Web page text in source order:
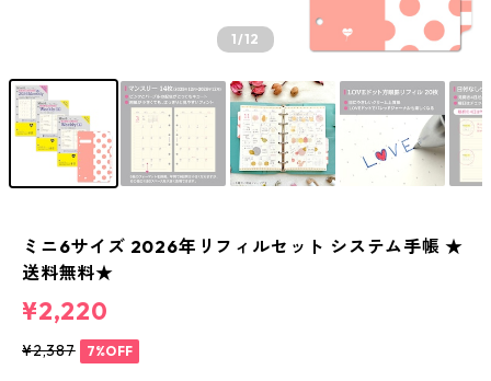
1/12
ミニ6サイズ 2026年リフィルセット システム手帳 ★
送料無料★
¥2,220
¥2,387 7%OFF